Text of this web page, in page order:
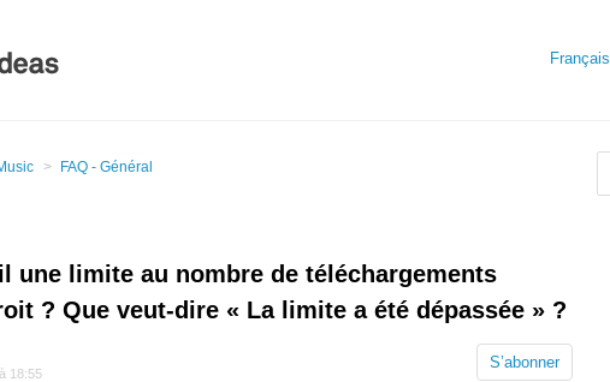
Français
FAQ - Général
une limite au nombre de téléchargements
? Que veut-dire « La limite a été dépassée » ?
18:55
S’abonner